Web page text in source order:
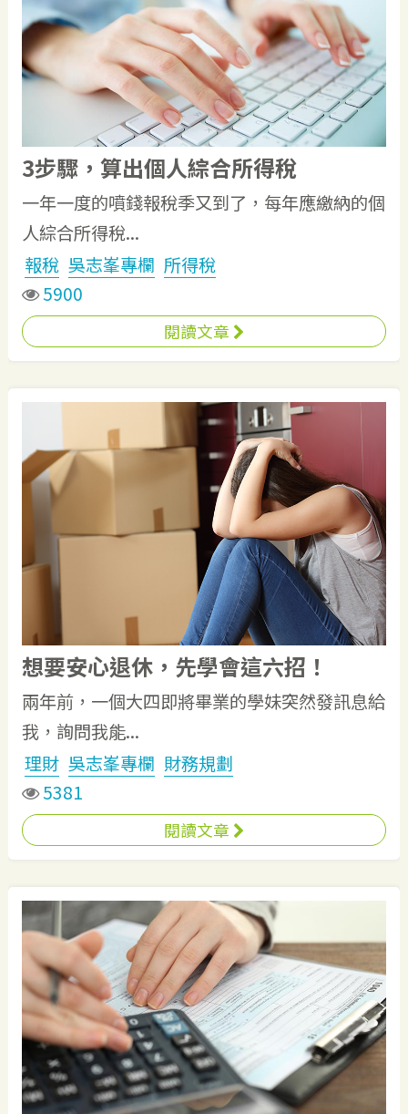
3步驟，算出個人綜合所得稅
一年一度的噴錢報稅季又到了，每年應繳納的個
人綜合所得稅...
報稅 吳志峯專欄 所得稅
5900
閱讀文章
想要安心退休，先學會這六招！
兩年前，一個大四即將畢業的學妹突然發訊息給
我，詢問我能...
理財 吳志峯專欄 財務規劃
5381
閱讀文章